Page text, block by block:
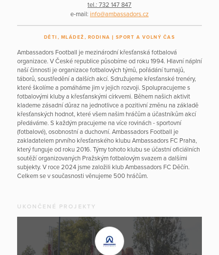
tel.: 732 147 847
e-mail: info@ambassadors.cz
DĚTI, MLÁDEŽ, RODINA SPORT A VOLNÝ ČAS
Ambassadors Football je mezinárodní křesťanská fotbalová
organizace. V České republice působíme od roku 1994. Hlavní náplní
naší činnosti je organizace fotbalových týmů, pořádání turnajů,
táborů, soustředění a dalších akcí. Sdružujeme křesťanské trenéry,
které školíme a pomáháme jim v jejich rozvoji. Spolupracujeme s
fotbalovými kluby a křesťanskými církvemi. Během našich aktivit
klademe zásadní důraz na jednotlivce a pozitivní změnu na základě
křesťanských hodnot, které všem našim hráčům a účastníkům akcí
předáváme. S každým pracujeme na více rovinách - sportovní
(fotbalové), osobnostní a duchovní. Ambassadors Football je
zakladatelem prvního křesťanského klubu Ambassadors FC Praha,
který funguje od roku 2016. Týmy tohoto klubu se účastní oficiálních
soutěží organizovaných Pražským fotbalovým svazem a dalšími
subjekty. V roce 2024 jsme založili klub Ambassadors FC Děčín.
Celkem se v současnosti věnujeme 500 hráčům.
UKONČENÉ PROJEKTY